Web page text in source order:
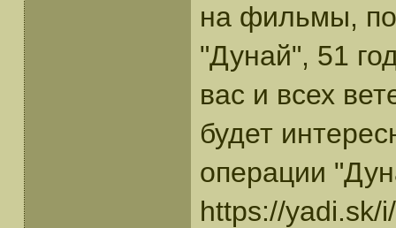
на фильмы,
"Дунай", 51
вас и всех
будет
операции
https://yadi.sk/